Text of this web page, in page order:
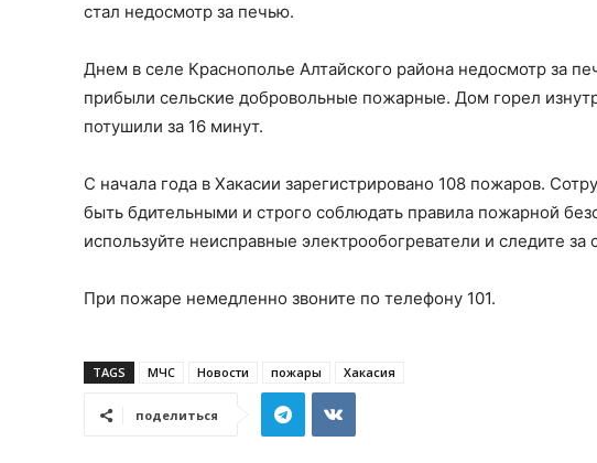
стал недосмотр за печью.
Днем в селе Краснополье Алтайского района недосмотр за
прибыли сельские добровольные пожарные. Дом горел
потушили за 16 минут.
С начала года в Хакасии зарегистрировано 108 пожаров.
быть бдительными и строго соблюдать правила пожарной
используйте неисправные электрообогреватели и следите
При пожаре немедленно звоните по телефону 101.
TAGS МЧС Новости пожары Хакасия
поделиться